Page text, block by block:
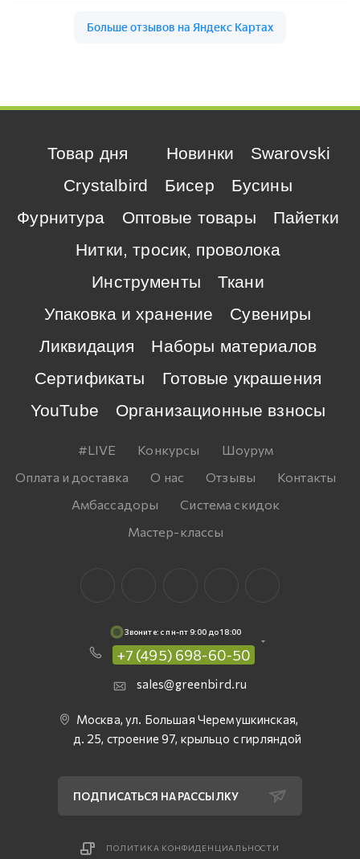
Товар дня Новинки
Swarovski
Crystalbird
Бисер
Бусины
Фурнитура
Оптовые товары
Пайетки
Нитки, тросик, проволока
Инструменты
Ткани
Упаковка и хранение
Сувениры
Ликвидация
Наборы материалов
Сертификаты
Готовые украшения
YouTube
Организационные взносы
#LIVE Конкурсы
Шоурум
Оплата и доставка
О нас Отзывы
Контакты
Амбассадоры
Система скидок
Мастер-классы
Звоните: c пн-пт 9:00 до 18:00
+7 (495) 698-60-50
sales@greenbird.ru
Москва, ул. Большая Черемушкинская,
д. 25, строение 97, крыльцо с гирляндой
ПОДПИСАТЬСЯ НА РАССЫЛКУ
ПОЛИТИКА КОНФИДЕНЦИАЛЬНОСТИ